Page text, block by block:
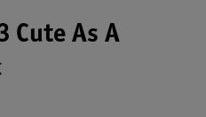
Cute As A